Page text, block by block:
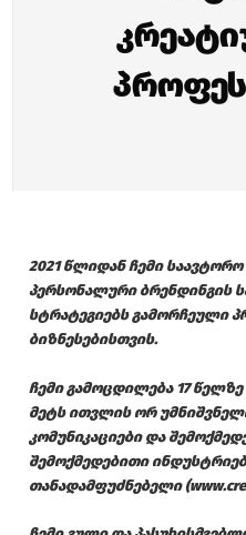
2021 წლიდან ჩემი
პერსონალური ბრენდინგის
სტრატეგიებს გამორჩეული
ბიზნესებისთვის.
ჩემი გამოცდილება 17
მეტს ითვლის ორ
კომუნიკაციები და
შემოქმედებითი
თანადამფუძნებელი (